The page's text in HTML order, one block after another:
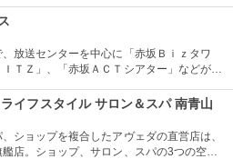
ビルとなっている。
、放送センターを中心に「赤坂Ｂｉｚタワ
ＴＺ」、「赤坂ＡＣＴシアター」などが揃
イフスタイル サロン＆スパ 南青山
ショップを複合したアヴェダの直営店は、
店。ショップ、サロン、スパの3つの空間